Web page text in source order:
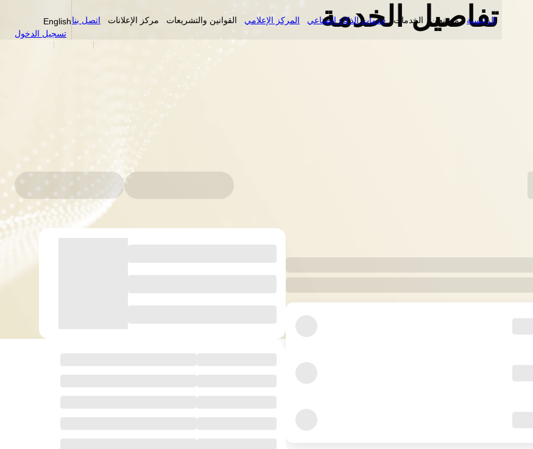
الرئيسية من نحن الخدمات خدمات الذكاء الصناعي المركز الإعلامي القوانين والتشريعات مركز الإعلانات اتصل بناEnglish
تسجيل الدخول
تفاصيل الخدمة